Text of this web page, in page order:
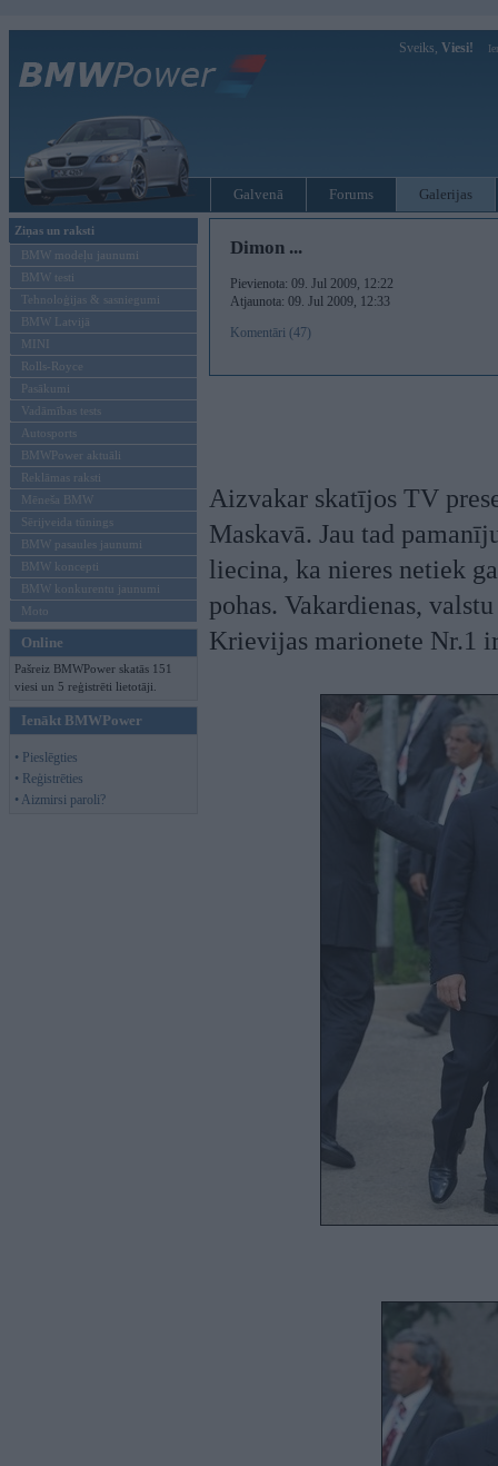
Sveiks, Viesi!
Galvenā Forums Galerijas
Ziņas un raksti
BMW modeļu jaunumi
BMW testi
Tehnoloģijas & sasniegumi
BMW Latvijā
MINI
Rolls-Royce
Pasākumi
Vadāmības tests
Autosports
BMWPower aktuāli
Reklāmas raksti
Mēneša BMW
Sērijveida tūnings
BMW pasaules jaunumi
BMW koncepti
BMW konkurentu jaunumi
Moto
Online
Pašreiz BMWPower skatās 151
viesi un 5 reģistrēti lietotāji.
Ienākt BMWPower
• Pieslēgties
• Reģistrēties
• Aizmirsi paroli?
Dimon ...
Pievienota: 09. Jul 2009, 12:22
Atjaunota: 09. Jul 2009, 12:33
Komentāri (47)
Aizvakar skatījos TV
Maskavā. Jau tad
liecina, ka nieres netiek
pohas. Vakardienas,
Krievijas marionete Nr.1